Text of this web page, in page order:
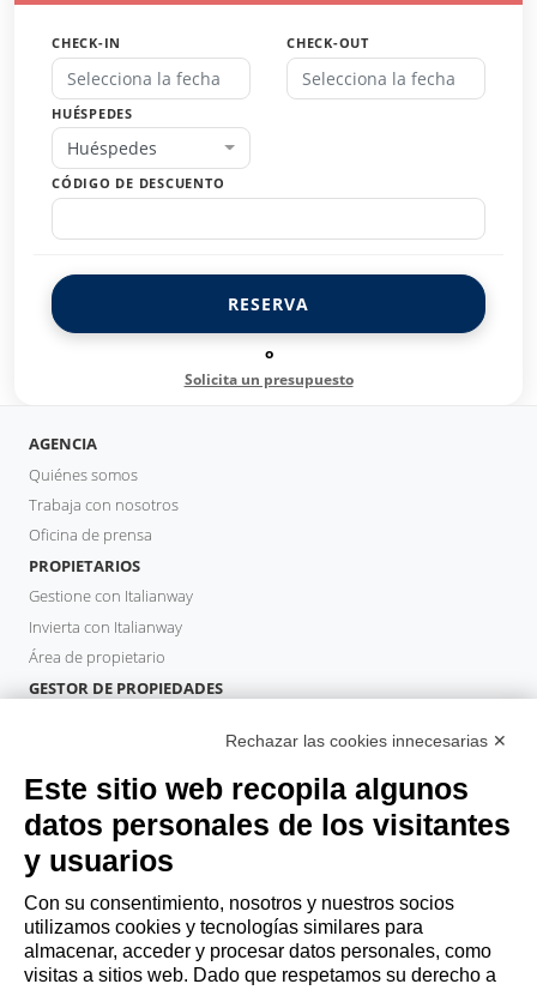
CHECK-IN CHECK-OUT
HUÉSPEDES
Huéspedes
CÓDIGO DE DESCUENTO
RESERVA
o
Solicita un presupuesto
AGENCIA
Quiénes somos
Trabaja con nosotros
Oficina de prensa
PROPIETARIOS
Gestione con Italianway
Invierta con Italianway
Área de propietario
GESTOR DE PROPIEDADES
HUÉSPEDES
Reserve una estancia
Estancias largas
Experiencias para los Huéspedes
Descuentos para husespedes
Convenios para empresas
Rechazar las cookies innecesarias ✕
Este sitio web recopila algunos
datos personales de los visitantes
y usuarios
Con su consentimiento, nosotros y nuestros socios
utilizamos cookies y tecnologías similares para
almacenar, acceder y procesar datos personales, como
visitas a sitios web. Dado que respetamos su derecho a